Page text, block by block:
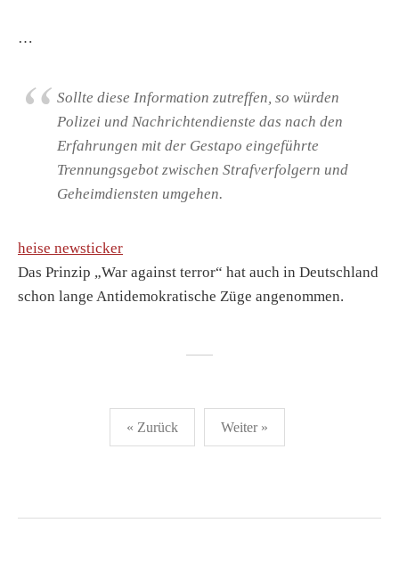
…
Sollte diese Information zutreffen, so würden
Polizei und Nachrichtendienste das nach den
Erfahrungen mit der Gestapo eingeführte
Trennungsgebot zwischen Strafverfolgern und
Geheimdiensten umgehen.
heise newsticker
Das Prinzip „War against terror“ hat auch in Deutschland
schon lange Antidemokratische Züge angenommen.
Seitennummerierung
« Zurück Weiter »